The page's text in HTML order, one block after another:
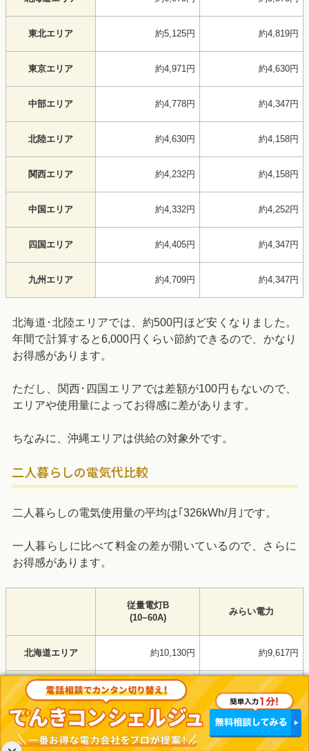
東北エリア 約5,125円 約4,819円
東京エリア 約4,971円 約4,630円
中部エリア 約4,778円 約4,347円
北陸エリア 約4,630円 約4,158円
関西エリア 約4,232円 約4,158円
中国エリア 約4,332円 約4,252円
四国エリア 約4,405円 約4,347円
九州エリア 約4,709円 約4,347円
北海道･北陸エリアでは、約500円ほど安くなりました。
年間で計算すると6,000円くらい節約できるので、かなり
お得感があります。
ただし、関西･四国エリアでは差額が100円もないので、
エリアや使用量によってお得感に差があります。
ちなみに、沖縄エリアは供給の対象外です。
二人暮らしの電気代比較
二人暮らしの電気使用量の平均は｢326kWh/月｣です。
一人暮らしに比べて料金の差が開いているので、さらに
お得感があります。
従量電灯B
(10~60A)
みらい電力
北海道エリア 約10,130円 約9,617円
東北エリア 約8,573円 約8,313円
東京エリア 約8,425円 約7,987円